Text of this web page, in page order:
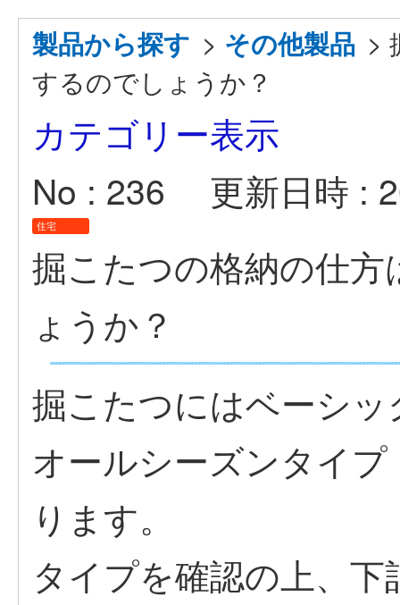
製品から探す > その他製品 >
するのでしょうか？
カテゴリー表示
No : 236
更新日時 :
住宅
掘こたつの格納の仕
ょうか？
掘こたつにはベーシ
オールシーズンタイ
ります。
タイプを確認の上、